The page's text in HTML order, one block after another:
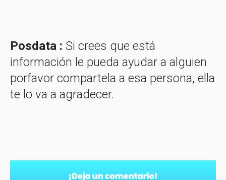
Posdata : Si crees que está
información le pueda ayudar a alguien
porfavor compartela a esa persona, ella
te lo va a agradecer.